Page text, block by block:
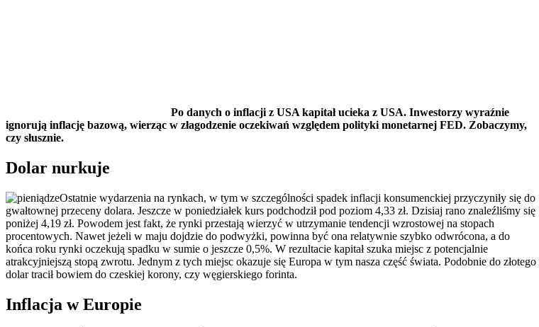
Po danych o inflacji z USA kapitał ucieka z USA. Inwestorzy wyraźnie
ignorują inflację bazową, wierząc w złagodzenie oczekiwań względem polityki monetarnej FED. Zobaczymy,
czy słusznie.
Dolar nurkuje
Ostatnie wydarzenia na rynkach, w tym w szczególności spadek inflacji konsumenckiej przyczyniły się do
gwałtownej przeceny dolara. Jeszcze w poniedziałek kurs podchodził pod poziom 4,33 zł. Dzisiaj rano znaleźliśmy się
poniżej 4,19 zł. Powodem jest fakt, że rynki przestają wierzyć w utrzymanie tendencji wzrostowej na stopach
procentowych. Nawet jeżeli w maju dojdzie do podwyżki, powinna być ona relatywnie szybko odwrócona, a do
końca roku rynki oczekują spadku w sumie o jeszcze 0,5%. W rezultacie kapitał szuka miejsc z potencjalnie
atrakcyjniejszą stopą zwrotu. Jednym z tych miejsc okazuje się Europa w tym nasza część świata. Podobnie do złotego
dolar tracił bowiem do czeskiej korony, czy węgierskiego forinta.
Inflacja w Europie